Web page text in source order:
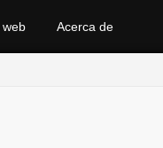
web Acerca de